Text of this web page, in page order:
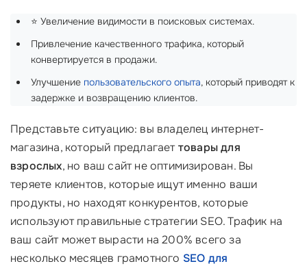
⭐ Увеличение видимости в поисковых системах.
Привлечение качественного трафика, который
конвертируется в продажи.
Улучшение пользовательского опыта, который приводят к
задержке и возвращению клиентов.
Представьте ситуацию: вы владелец интернет-
магазина, который предлагаеттовары для
взрослых, но ваш сайт не оптимизирован. Вы
теряете клиентов, которые ищут именно ваши
продукты, но находят конкурентов, которые
используют правильные стратегии SEO. Трафик на
ваш сайт может вырасти на 200% всего за
несколько месяцев грамотного SEO для